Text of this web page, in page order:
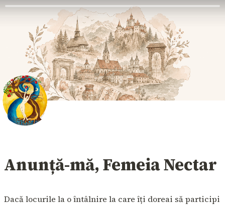
Anunță-mă, Femeia Nectar
Dacă locurile la o întâlnire la care îți doreai să participi